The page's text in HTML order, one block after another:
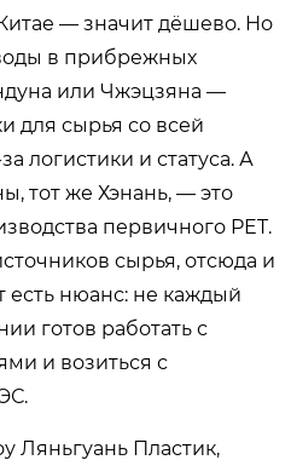
— значит дёшево. Но
в прибрежных
или Чжэцзяна —
для сырья со всей
логистики и статуса. А
тот же Хэнань, — это
первичного PET.
сырья, отсюда и
есть нюанс: не каждый
готов работать с
и возиться с
Ляньгуань Пластик,